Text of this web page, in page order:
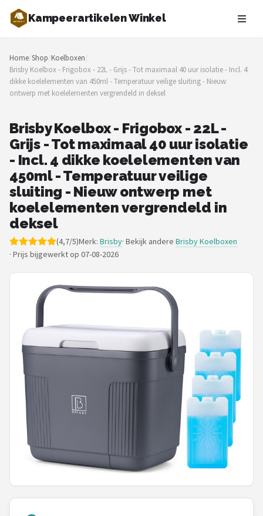
Kampeerartikelen Winkel
Zoeken
NAVIGATIE
Shop
Blog
Tenten
Slaapzakken
Slaapmatten
Koelboxen
POPULAIRE MERKEN
Intex
KOEL
Eurotrail
Camp
LifeGoods
NOMAD
Home/Shop/Koelboxen/
Brisby Koelbox - Frigobox - 22L - Grijs - Tot maximaal 40 uur isolatie - Incl. 4
dikke koelelementen van 450ml - Temperatuur veilige sluiting - Nieuw
ontwerp met koelelementen vergrendeld in deksel
Brisby Koelbox - Frigobox - 22L -
Grijs - Tot maximaal 40 uur isolatie
- Incl. 4 dikke koelelementen van
450ml - Temperatuur veilige
sluiting - Nieuw ontwerp met
koelelementen vergrendeld in
deksel
(4,7/5)Merk: Brisby· Bekijk andere Brisby Koelboxen
· Prijs bijgewerkt op 07-08-2026